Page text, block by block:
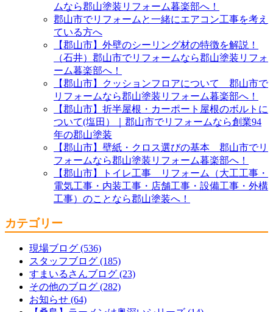
ムなら郡山塗装リフォーム暮楽部へ！
郡山市でリフォームと一緒にエアコン工事を考え
ている方へ
【郡山市】外壁のシーリング材の特徴を解説！
（石井）郡山市でリフォームなら郡山塗装リフォ
ーム暮楽部へ！
【郡山市】クッションフロアについて 郡山市で
リフォームなら郡山塗装リフォーム暮楽部へ！
【郡山市】折半屋根・カーポート屋根のボルトに
ついて(塩田）｜郡山市でリフォームなら創業94
年の郡山塗装
【郡山市】壁紙・クロス選びの基本 郡山市でリ
フォームなら郡山塗装リフォーム暮楽部へ！
【郡山市】トイレ工事 リフォーム（大工工事・
電気工事・内装工事・店舗工事・設備工事・外構
工事）のことなら郡山塗装へ！
カテゴリー
現場ブログ (536)
スタッフブログ (185)
すまいるさんブログ (23)
その他のブログ (282)
お知らせ (64)